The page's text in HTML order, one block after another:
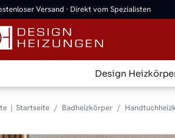
Versand · Direkt vom Spezialisten
Design
Startseite Badheizkörper